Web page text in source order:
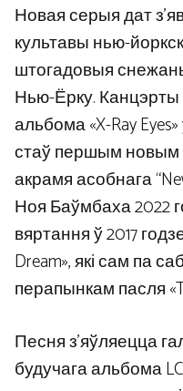
Новая серыя дат
культавы нью-
штогадовыя
Нью-Ёрку.
альбома «X-Ray Eyes»
стаў першым новым
акрамя асобнага
Ноя Баўмбаха 2022
вяртання ў 2017
Dream», які сам па
перапынкам пасля
Песня з’яўляецца
будучага альбома